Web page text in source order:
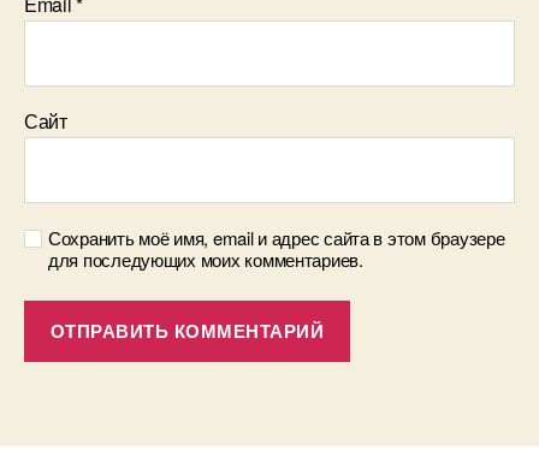
Сайт
Сохранить моё имя, email и адрес сайта в этом браузере
для последующих моих комментариев.